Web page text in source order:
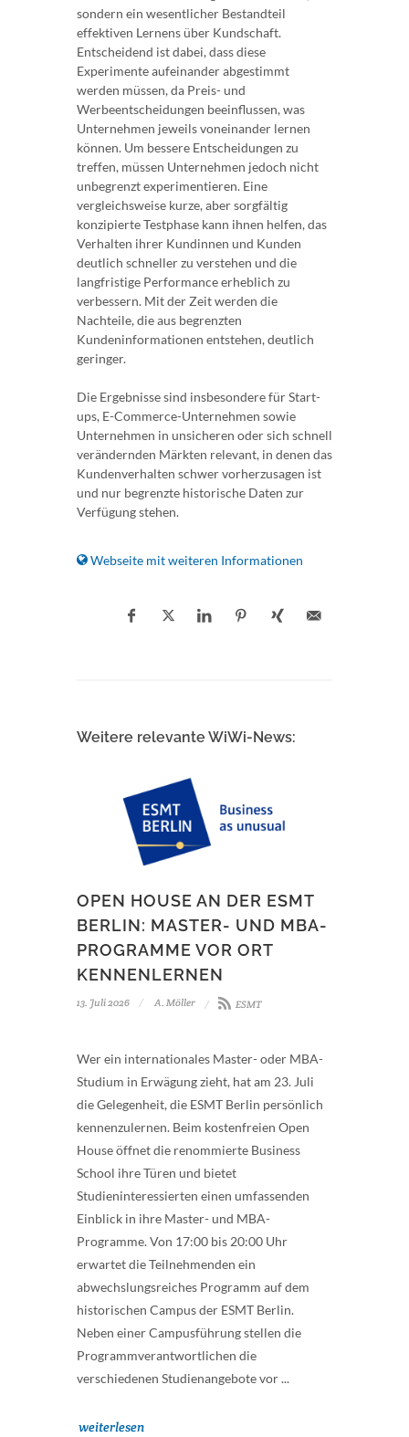
sondern ein wesentlicher Bestandteil
effektiven Lernens über Kundschaft.
Entscheidend ist dabei, dass diese
Experimente aufeinander abgestimmt
werden müssen, da Preis- und
Werbeentscheidungen beeinflussen, was
Unternehmen jeweils voneinander lernen
können. Um bessere Entscheidungen zu
treffen, müssen Unternehmen jedoch nicht
unbegrenzt experimentieren. Eine
vergleichsweise kurze, aber sorgfältig
konzipierte Testphase kann ihnen helfen, das
Verhalten ihrer Kundinnen und Kunden
deutlich schneller zu verstehen und die
langfristige Performance erheblich zu
verbessern. Mit der Zeit werden die
Nachteile, die aus begrenzten
Kundeninformationen entstehen, deutlich
geringer.
Die Ergebnisse sind insbesondere für Start-
ups, E-Commerce-Unternehmen sowie
Unternehmen in unsicheren oder sich schnell
verändernden Märkten relevant, in denen das
Kundenverhalten schwer vorherzusagen ist
und nur begrenzte historische Daten zur
Verfügung stehen.
Webseite mit weiteren Informationen
Weitere relevante WiWi-News:
OPEN HOUSE AN DER ESMT
BERLIN: MASTER- UND MBA-
PROGRAMME VOR ORT
KENNENLERNEN
13. Juli 2026 A. Möller ESMT
Wer ein internationales Master- oder MBA-
Studium in Erwägung zieht, hat am 23. Juli
die Gelegenheit, die ESMT Berlin persönlich
kennenzulernen. Beim kostenfreien Open
House öffnet die renommierte Business
School ihre Türen und bietet
Studieninteressierten einen umfassenden
Einblick in ihre Master- und MBA-
Programme. Von 17:00 bis 20:00 Uhr
erwartet die Teilnehmenden ein
abwechslungsreiches Programm auf dem
historischen Campus der ESMT Berlin.
Neben einer Campusführung stellen die
Programmverantwortlichen die
verschiedenen Studienangebote vor ...
weiterlesen